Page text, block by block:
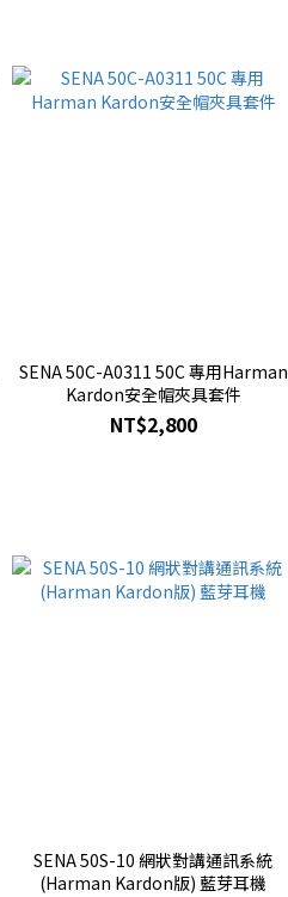
SENA 50C-A0311 50C 專用Harman
Kardon安全帽夾具套件
NT$2,800
SENA 50S-10 網狀對講通訊系統
(Harman Kardon版) 藍芽耳機